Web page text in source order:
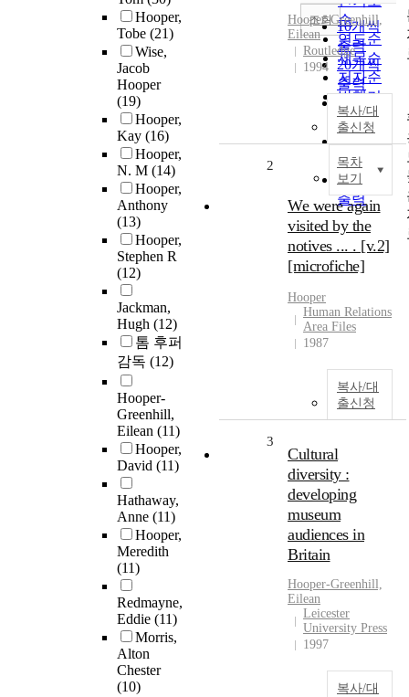
Hooper,
Tobe (21)
Wise,
Jacob
Hooper
(19)
Hooper,
Kay (16)
Hooper,
N. M (14)
Hooper,
Anthony
(13)
Hooper,
Stephen R
(12)
Jackman,
Hugh (12)
톰 후퍼
감독 (12)
Hooper-
Greenhill,
Eilean (11)
Hooper,
David (11)
Hathaway,
Anne (11)
Hooper,
Meredith
(11)
Redmayne,
Eddie (11)
Morris,
Alton
Chester
(10)
순
연도순
제목순
저자순
발행기
관순
10개씩
출력
20개씩
출력
30개씩
출력
50개씩
출력
100개씩
출력
조회
Hooper-Greenhill,
Eilean
Routledge
1994
복사/대
출신청
목차
보기
2
We were again
visited by the
notives ... . [v.2]
[microfiche]
Hooper
Human Relations
Area Files
1987
복사/대
출신청
3
Cultural
diversity :
developing
museum
audiences in
Britain
Hooper-Greenhill,
Eilean
Leicester
University Press
1997
복사/대